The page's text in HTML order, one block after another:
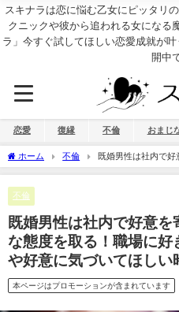
スキナラは恋に悩む乙女にピッタリ
クニックや彼から追われる女になる
ラ」今すぐ試してほしい恋愛成就が
開中
恋愛 復縁 不倫 おまじ
ホーム 不倫
既婚男性は社内で
る！職場に好きな人ができるきっかけや好
不倫
既婚男性は社内で好意
な態度を取る！職場に
や好意に気づいてほしい
本ページはプロモーションが含まれています